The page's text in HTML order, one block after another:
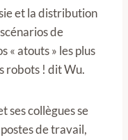
et la distribution
de
« atouts » les plus
robots ! dit Wu.
ses collègues se
de travail,